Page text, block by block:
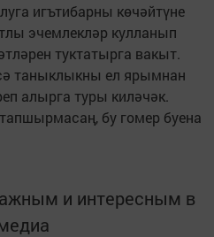
игътибарны көчәйтүне
эчемлекләр кулланып
туктатыр­га вакыт.
таныклыкны ел ярымнан
алырга туры киләчәк.
бу гомер буена
и интересным в